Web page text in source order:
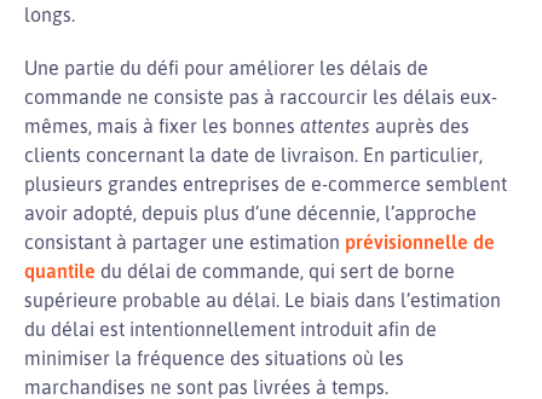
longs.
Une partie du défi pour améliorer les délais de
commande ne consiste pas à raccourcir les délais eux-
mêmes, mais à fixer les bonnes attentes auprès des
clients concernant la date de livraison. En particulier,
plusieurs grandes entreprises de e-commerce semblent
avoir adopté, depuis plus d’une décennie, l’approche
consistant à partager une estimation prévisionnelle de
quantile du délai de commande, qui sert de borne
supérieure probable au délai. Le biais dans l’estimation
du délai est intentionnellement introduit afin de
minimiser la fréquence des situations où les
marchandises ne sont pas livrées à temps.